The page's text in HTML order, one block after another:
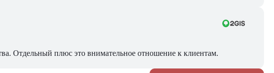
Отдельный плюс это внимательное отношение к клиентам.